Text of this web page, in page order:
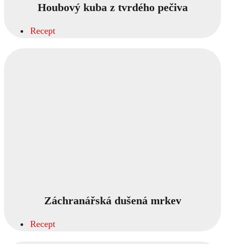
Houbový kuba z tvrdého pečiva
Recept
Záchranářská dušená mrkev
Recept